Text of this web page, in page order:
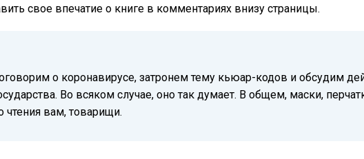
свое впечатие о книге в комментариях внизу страницы.
о коронавирусе, затронем тему кьюар-кодов и обсудим
Во всяком случае, оно так думает. В общем, маски,
чтения вам, товарищи.